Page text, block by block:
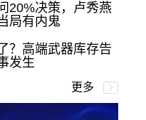
20%决策，卢秀燕
局有内鬼
？高端武器库存告
发生
更多